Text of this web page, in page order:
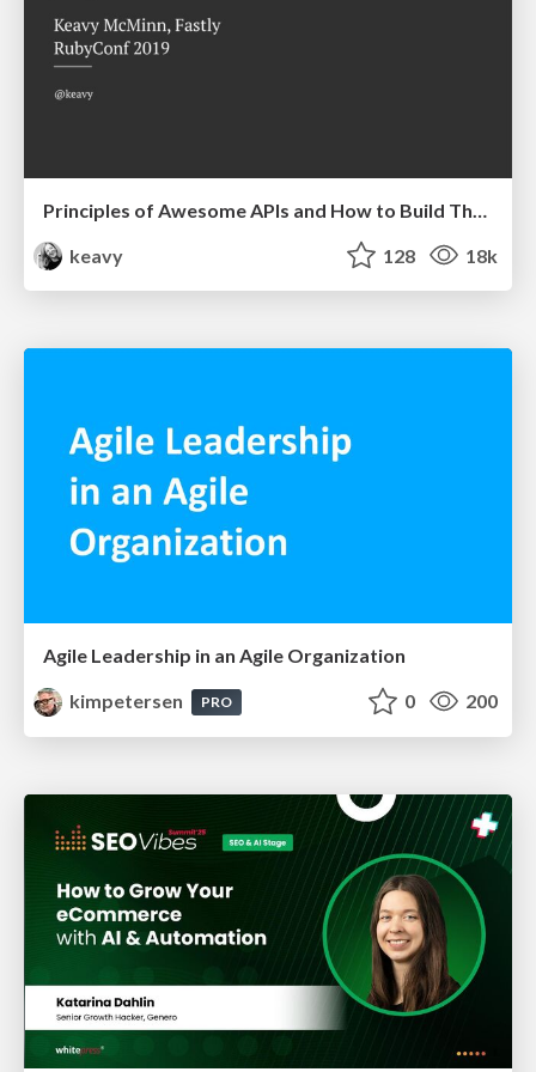
keavy
128 18k
Agile Leadership in an Agile Organization
kimpetersen
PRO 0 200